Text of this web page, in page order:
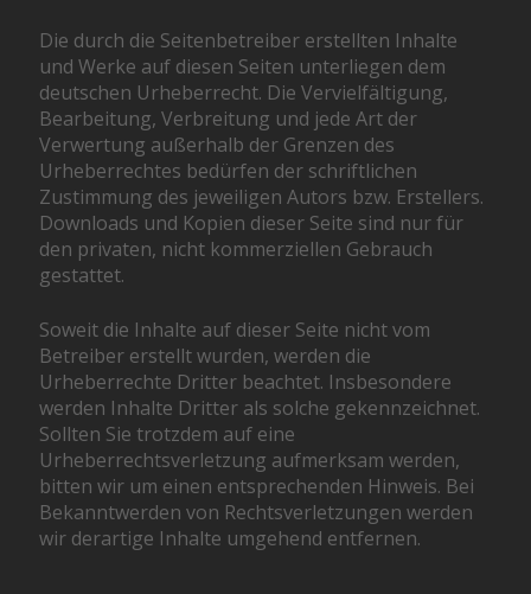
Die durch die Seitenbetreiber erstellten Inhalte
und Werke auf diesen Seiten unterliegen dem
deutschen Urheberrecht. Die Vervielfältigung,
Bearbeitung, Verbreitung und jede Art der
Verwertung außerhalb der Grenzen des
Urheberrechtes bedürfen der schriftlichen
Zustimmung des jeweiligen Autors bzw. Erstellers.
Downloads und Kopien dieser Seite sind nur für
den privaten, nicht kommerziellen Gebrauch
gestattet.
Soweit die Inhalte auf dieser Seite nicht vom
Betreiber erstellt wurden, werden die
Urheberrechte Dritter beachtet. Insbesondere
werden Inhalte Dritter als solche gekennzeichnet.
Sollten Sie trotzdem auf eine
Urheberrechtsverletzung aufmerksam werden,
bitten wir um einen entsprechenden Hinweis. Bei
Bekanntwerden von Rechtsverletzungen werden
wir derartige Inhalte umgehend entfernen.